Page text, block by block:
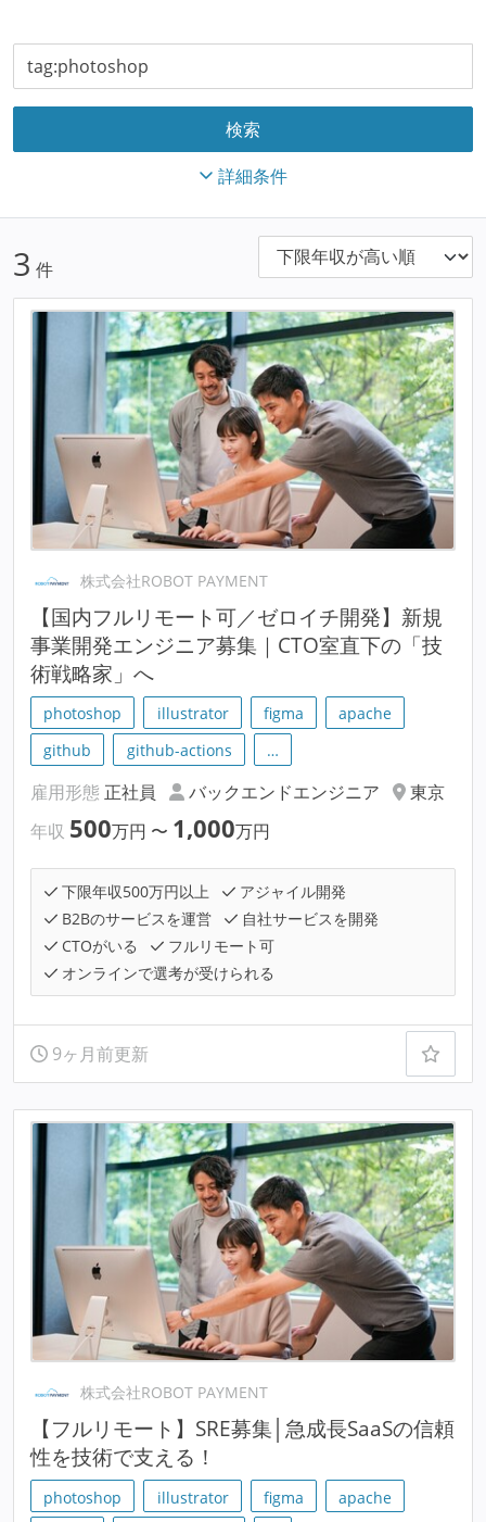
詳細条件
3 件
株式会社ROBOT PAYMENT
【国内フルリモート可／ゼロイチ開発】新規
事業開発エンジニア募集｜CTO室直下の「技
術戦略家」へ
photoshop illustrator figma
apache
github
github-actions …
雇用形態 正社員 バックエンドエンジニア
東京
年収 500万円 〜 1,000万円
下限年収500万円以上
アジャイル開発
B2Bのサービスを運営
自社サービスを開発
CTOがいる
フルリモート可
オンラインで選考が受けられる
9ヶ月前更新
株式会社ROBOT PAYMENT
【フルリモート】SRE募集│急成長SaaSの信頼
性を技術で支える！
photoshop illustrator figma
apache